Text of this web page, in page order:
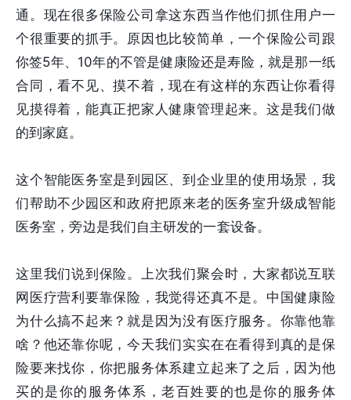
通。现在很多保险公司拿这东西当作他们抓住用户一
个很重要的抓手。原因也比较简单，一个保险公司跟
你签5年、10年的不管是健康险还是寿险，就是那一纸
合同，看不见、摸不着，现在有这样的东西让你看得
见摸得着，能真正把家人健康管理起来。这是我们做
的到家庭。
这个智能医务室是到园区、到企业里的使用场景，我
们帮助不少园区和政府把原来老的医务室升级成智能
医务室，旁边是我们自主研发的一套设备。
这里我们说到保险。上次我们聚会时，大家都说互联
网医疗营利要靠保险，我觉得还真不是。中国健康险
为什么搞不起来？就是因为没有医疗服务。你靠他靠
啥？他还靠你呢，今天我们实实在在看得到真的是保
险要来找你，你把服务体系建立起来了之后，因为他
买的是你的服务体系，老百姓要的也是你的服务体